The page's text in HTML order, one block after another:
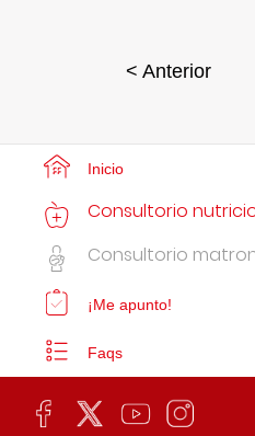
< Anterior
Inicio
Consultorio
Consultorio
¡Me apunto!
Faqs